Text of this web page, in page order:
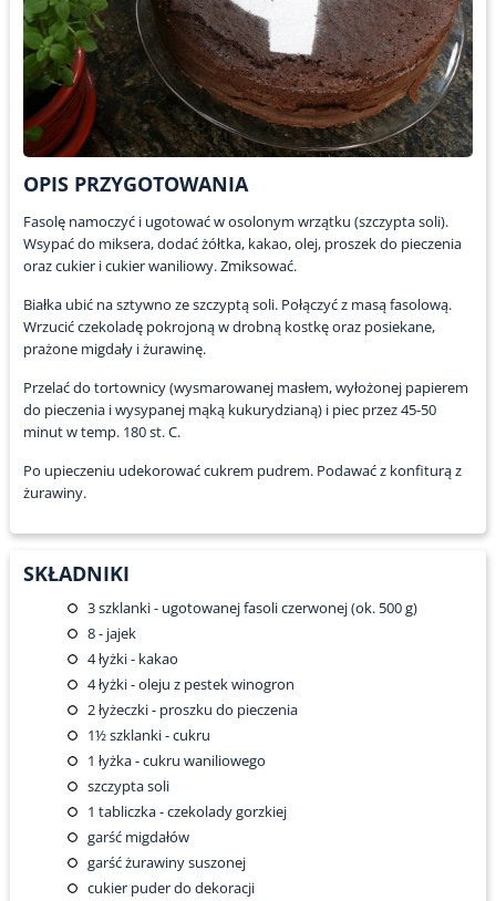
OPIS PRZYGOTOWANIA
Fasolę namoczyć i ugotować w osolonym wrzątku (szczypta soli).
Wsypać do miksera, dodać żółtka, kakao, olej, proszek do pieczenia
oraz cukier i cukier waniliowy. Zmiksować.
Białka ubić na sztywno ze szczyptą soli. Połączyć z masą fasolową.
Wrzucić czekoladę pokrojoną w drobną kostkę oraz posiekane,
prażone migdały i żurawinę.
Przelać do tortownicy (wysmarowanej masłem, wyłożonej papierem
do pieczenia i wysypanej mąką kukurydzianą) i piec przez 45-50
minut w temp. 180 st. C.
Po upieczeniu udekorować cukrem pudrem. Podawać z konfiturą z
żurawiny.
SKŁADNIKI
3szklanki - ugotowanej fasoli czerwonej (ok. 500 g)
8- jajek
4łyżki - kakao
4łyżki - oleju z pestek winogron
2łyżeczki - proszku do pieczenia
1½szklanki - cukru
1 łyżka - cukru waniliowego
szczypta soli
1 tabliczka - czekolady gorzkiej
garść migdałów
garść żurawiny suszonej
cukier puder do dekoracji